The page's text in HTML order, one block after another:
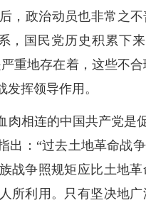
，政治动员也非常之
，国民党历史积累下
重地存在着，这些不
挥领导作用。
肉相连的中国共产党是
出：“过去土地革命战
战争照规矩应比土地
所利用。只有坚决地